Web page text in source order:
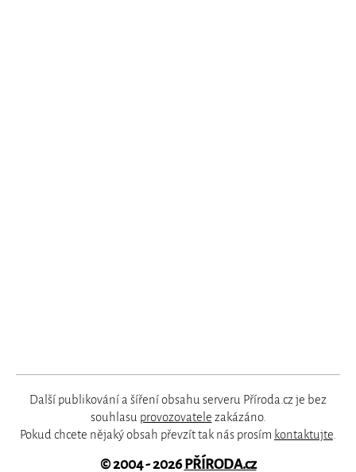
Další publikování a šíření obsahu serveru Příroda.cz je bez
souhlasu provozovatele zakázáno.
Pokud chcete nějaký obsah převzít tak nás prosím kontaktujte
© 2004 - 2026PŘÍRODA.cz